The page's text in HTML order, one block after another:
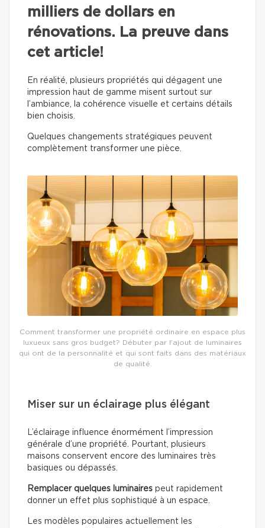
milliers de dollars en
rénovations. La preuve dans
cet article!
En réalité, plusieurs propriétés qui dégagent une
impression haut de gamme misent surtout sur
l’ambiance, la cohérence visuelle et certains détails
bien choisis.
Quelques changements stratégiques peuvent
complètement transformer une pièce.
Comment transformer une propriété ordinaire en espace plus
luxueux sans gros budget? Débuter par l’ajout de luminaires
qui ont de la personnalité et qui sont faits dans des matériaux
de qualité.
Miser sur un éclairage plus élégant
L’éclairage influence énormément l’impression
générale d’une propriété. Pourtant, plusieurs
maisons conservent encore des luminaires très
basiques ou dépassés.
Remplacer quelques luminaires peut rapidement
donner un effet plus sophistiqué à un espace.
Les modèles populaires actuellement les